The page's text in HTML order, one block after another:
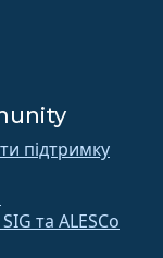
підтримку
SIG та ALESCo